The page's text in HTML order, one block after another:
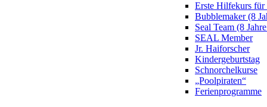
Erste Hilfekurs
Bubblemaker (8
Seal Team (8
SEAL Member
Jr. Haiforscher
Kindergeburtstag
Schnorchelkurse
„Poolpiraten“
Ferienprogramme